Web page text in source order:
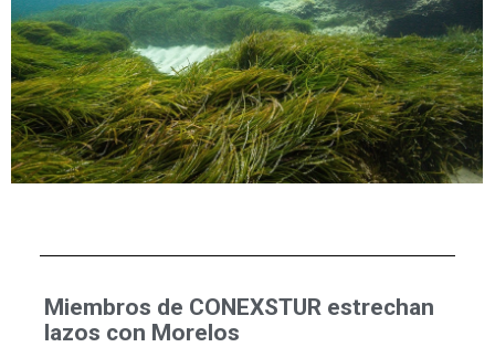
Miembros de CONEXSTUR estrechan
lazos con Morelos